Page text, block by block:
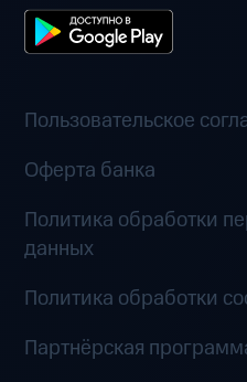
Пользовательское
Оферта банка
Политика обработки
данных
Политика обработки
Партнёрская